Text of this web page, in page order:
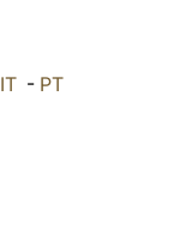
العربيّة IT- PT